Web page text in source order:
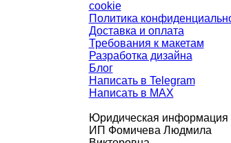
cookie
Политика
Доставка и оплата
Требования к макетам
Разработка дизайна
Блог
Написать в Telegram
Написать в MAX
Юридическая информация
ИП Фомичева Людмила